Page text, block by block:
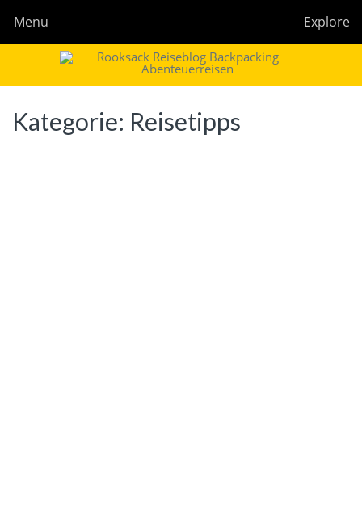
Explore
Menu
Rooksack
Reiseblog für Backpacking in Europa und der Welt
Kategorie: Reisetipps